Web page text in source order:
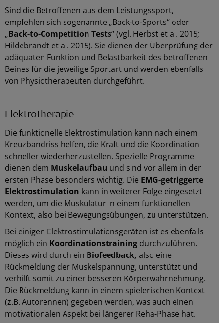
Sind die Betroffenen aus dem Leistungssport,
empfehlen sich sogenannte „Back-to-Sports“ oder
„Back-to-Competition Tests“ (vgl. Herbst et al. 2015;
Hildebrandt et al. 2015). Sie dienen der Überprüfung der
adäquaten Funktion und Belastbarkeit des betroffenen
Beines für die jeweilige Sportart und werden ebenfalls
von Physiotherapeuten durchgeführt.
Elektrotherapie
Die funktionelle Elektrostimulation kann nach einem
Kreuzbandriss helfen, die Kraft und die Koordination
schneller wiederherzustellen. Spezielle Programme
dienen dem Muskelaufbau und sind vor allem in der
ersten Phase besonders wichtig. Die EMG-getriggerte
Elektrostimulation kann in weiterer Folge eingesetzt
werden, um die Muskulatur in einem funktionellen
Kontext, also bei Bewegungsübungen, zu unterstützen.
Bei einigen Elektrostimulationsgeräten ist es ebenfalls
möglich ein Koordinationstraining durchzuführen.
Dieses wird durch ein Biofeedback, also eine
Rückmeldung der Muskelspannung, unterstützt und
verhilft somit zu einer besseren Körperwahrnehmung.
Die Rückmeldung kann in einem spielerischen Kontext
(z.B. Autorennen) gegeben werden, was auch einen
motivationalen Aspekt bei längerer Reha-Phase hat.